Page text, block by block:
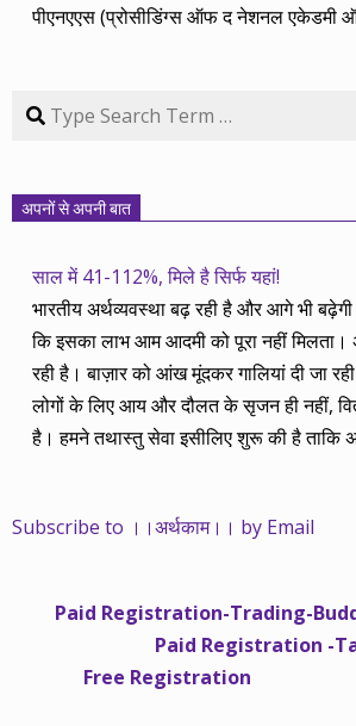
पीएनएएस (प्रोसीडिंग्स ऑफ द नेशनल
Search
अपनों से अपनी बात
साल में 41-112%, मिले है सिर्फ यहां!
भारतीय अर्थव्यवस्था बढ़ रही है और आगे भी
कि इसका लाभ आम आदमी को पूरा नहीं मिलता।
रही है। बाज़ार को आंख मूंदकर गालियां दी जा
लोगों के लिए आय और दौलत के सृजन ही नहीं,
है। हमने तथास्तु सेवा इसीलिए शुरू की है ताकि
महंगाई की दर 10 प्रतिशत से ऊपर रहती है। वे
साढ़े चार सालों से अर्थकाम से जुड़े हैं, वे हमारी
भलीभांति वाकिफ हैं। शुरू में हम भी कच्चे थे तो
में फंस गए। गलतियां कीं। लेकिन जैसे ही समझ
Subscribe to ।।अर्थकाम।। by Email
Paid Registration-Trading-
Paid Registration -
Free Registration